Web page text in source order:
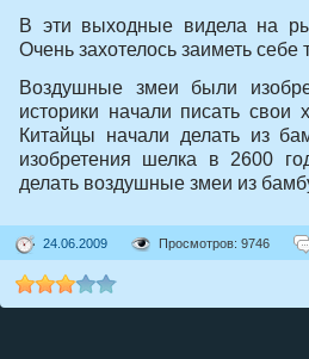
В эти выходные видела на
Очень захотелось заиметь
Воздушные змеи были
историки начали писать
Китайцы начали делать из
изобретения шелка в 2600
делать воздушные змеи из
24.06.2009 Просмотров: 9746